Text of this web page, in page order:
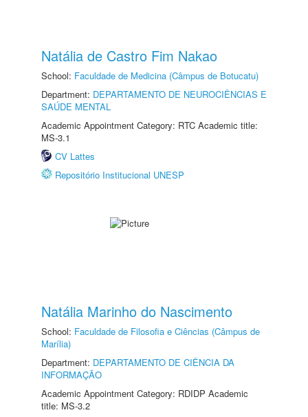
Natália de Castro Fim Nakao
School: Faculdade de Medicina (Câmpus de Botucatu)
Department: DEPARTAMENTO DE NEUROCIÊNCIAS E
SAÚDE MENTAL
Academic Appointment Category: RTC Academic title:
MS-3.1
CV Lattes
Repositório Institucional UNESP
Natália Marinho do Nascimento
School: Faculdade de Filosofia e Ciências (Câmpus de
Marília)
Department: DEPARTAMENTO DE CIÊNCIA DA
INFORMAÇÃO
Academic Appointment Category: RDIDP Academic
title: MS-3.2